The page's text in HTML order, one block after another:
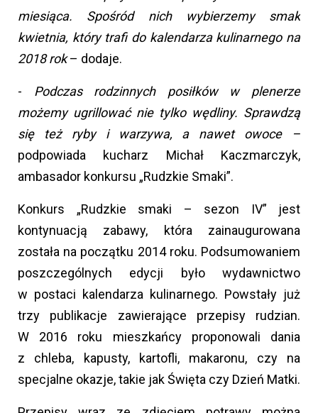
miesiąca. Spośród nich wybierzemy smak
kwietnia, który trafi do kalendarza kulinarnego na
2018 rok– dodaje.
- Podczas rodzinnych posiłków w plenerze
możemy ugrillować nie tylko wędliny. Sprawdzą
się też ryby i warzywa, a nawet owoce –
podpowiada kucharz Michał Kaczmarczyk,
ambasador konkursu „Rudzkie Smaki”.
Konkurs „Rudzkie smaki – sezon IV” jest
kontynuacją zabawy, która zainaugurowana
została na początku 2014 roku. Podsumowaniem
poszczególnych edycji było wydawnictwo
w postaci kalendarza kulinarnego. Powstały już
trzy publikacje zawierające przepisy rudzian.
W 2016 roku mieszkańcy proponowali dania
z chleba, kapusty, kartofli, makaronu, czy na
specjalne okazje, takie jak Święta czy Dzień Matki.